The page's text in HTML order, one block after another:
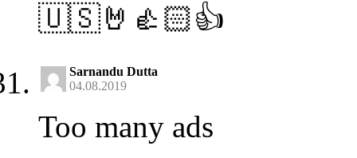
🇺🇸🤘👍🏻👍
Sarnandu Dutta
04.08.2019
Too many ads